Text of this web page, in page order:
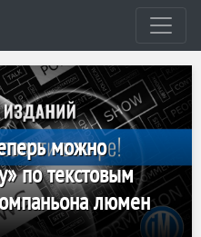
можно
по текстовым
люмен